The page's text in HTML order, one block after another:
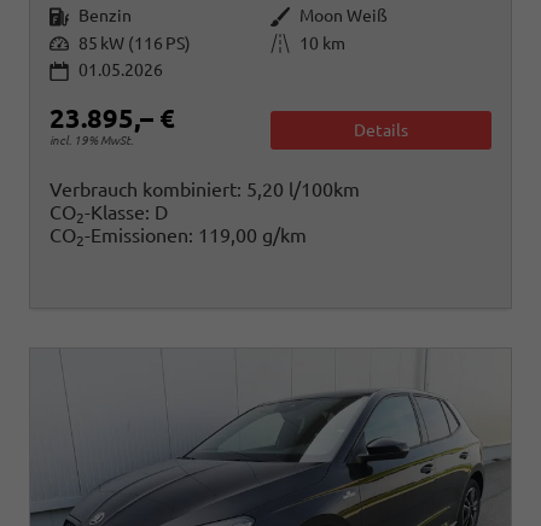
Kraftstoff Benzin Außenfarbe Moon Weiß
Leistung 85 kW (116 PS) Kilometerstand
10 km
01.05.2026
23.895,– €
incl. 19% MwSt.
Details
Verbrauch kombiniert: 5,20 l/100km
CO2-Klasse: D
CO2-Emissionen: 119,00 g/km